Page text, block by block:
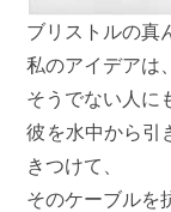
ブリストルの真
私のアイデアは
そうでない人に
彼を水中から引
きつけて、
そのケーブルを